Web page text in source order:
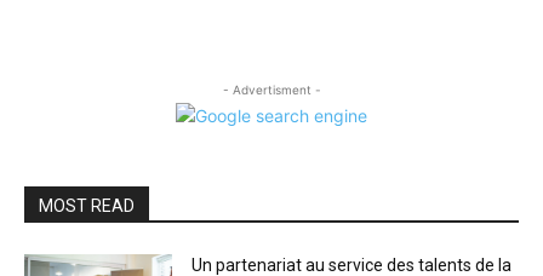
- Advertisment -
MOST READ
Un partenariat au service des talents de la